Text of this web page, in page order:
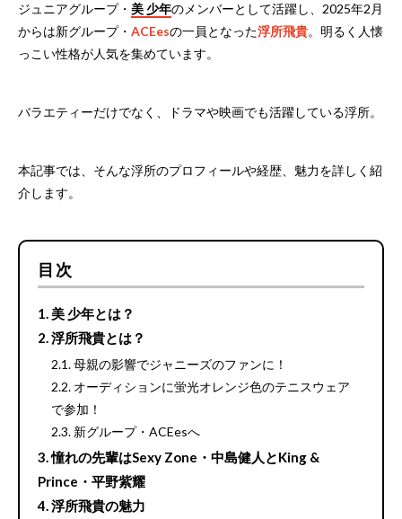
ジュニアグループ・ 美 少年のメンバーとして活躍し、2025年2月
からは新グループ・ ACEesの一員となった浮所飛貴。明るく人懐
っこい性格が人気を集めています。
バラエティーだけでなく、ドラマや映画でも活躍している浮所。
本記事では、そんな浮所のプロフィールや経歴、魅力を詳しく紹
介します。
目次
美 少年とは？
浮所飛貴とは？
母親の影響でジャニーズのファンに！
オーディションに蛍光オレンジ色のテニスウェア
で参加！
新グループ・ACEesへ
憧れの先輩はSexy Zone・中島健人とKing &
Prince・平野紫耀
浮所飛貴の魅力